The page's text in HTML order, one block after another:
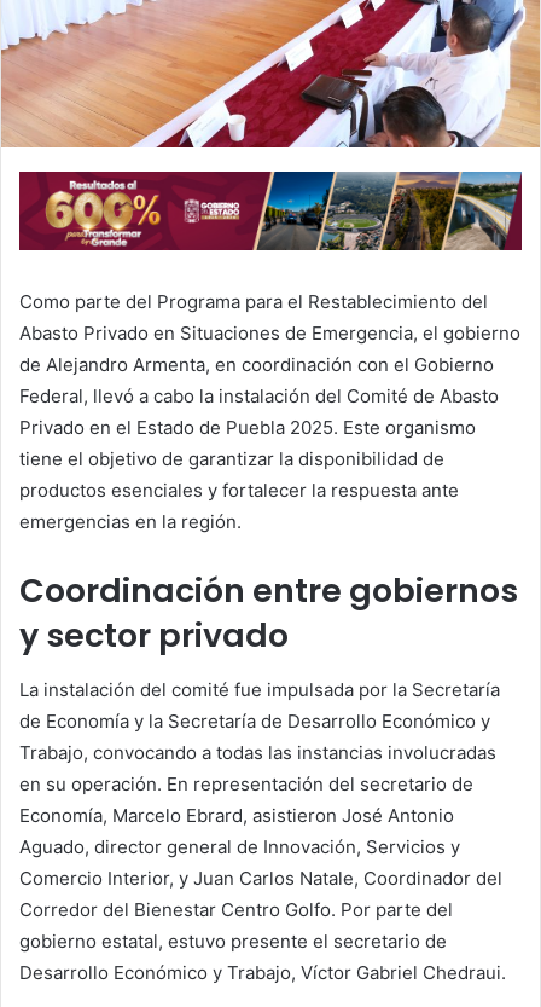
Como parte del Programa para el Restablecimiento del
Abasto Privado en Situaciones de Emergencia, el gobierno
de Alejandro Armenta, en coordinación con el Gobierno
Federal, llevó a cabo la instalación del Comité de Abasto
Privado en el Estado de Puebla 2025. Este organismo
tiene el objetivo de garantizar la disponibilidad de
productos esenciales y fortalecer la respuesta ante
emergencias en la región.
Coordinación entre gobiernos
y sector privado
La instalación del comité fue impulsada por la Secretaría
de Economía y la Secretaría de Desarrollo Económico y
Trabajo, convocando a todas las instancias involucradas
en su operación. En representación del secretario de
Economía, Marcelo Ebrard, asistieron José Antonio
Aguado, director general de Innovación, Servicios y
Comercio Interior, y Juan Carlos Natale, Coordinador del
Corredor del Bienestar Centro Golfo. Por parte del
gobierno estatal, estuvo presente el secretario de
Desarrollo Económico y Trabajo, Víctor Gabriel Chedraui.